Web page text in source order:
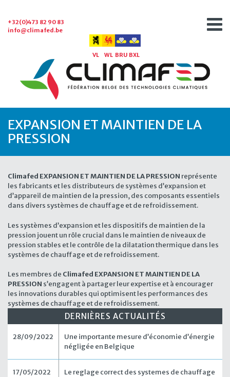
+32(0)473 82 90 83
info@climafed.be
VL WL BRU BXL
EXPANSION ET MAINTIEN DE LA
PRESSION
Climafed EXPANSION ET MAINTIEN DE LA PRESSION représente
les fabricants et les distributeurs de systèmes d’expansion et
d’appareil de maintien de la pression, des composants essentiels
dans divers systèmes de chauffage et de refroidissement.
Les systèmes d’expansion et les dispositifs de maintien de la
pression jouent un rôle crucial dans le maintien de niveaux de
pression stables et le contrôle de la dilatation thermique dans les
systèmes de chauffage et de refroidissement.
Les membres de Climafed EXPANSION ET MAINTIEN DE LA
PRESSION s’engagent à partager leur expertise et à encourager
les innovations durables qui optimisent les performances des
systèmes de chauffage et de refroidissement.
DERNIÈRES ACTUALITÉS
28/09/2022
Une importante mesure d’économie d’énergie
négligée en Belgique
17/05/2022
Le reglage correct des systemes de chauffage